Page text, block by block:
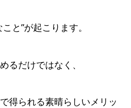
と”が起こります。
るだけではなく、
得られる素晴らしいメリッ